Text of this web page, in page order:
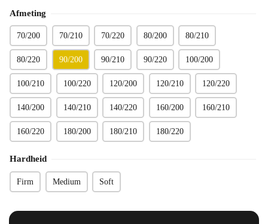
Afmeting
70/200 70/210 70/220 80/200 80/210
80/220 90/200 90/210 90/220 100/200
100/210 100/220 120/200 120/210 120/220
140/200 140/210 140/220 160/200 160/210
160/220 180/200 180/210 180/220
Hardheid
Firm Medium Soft